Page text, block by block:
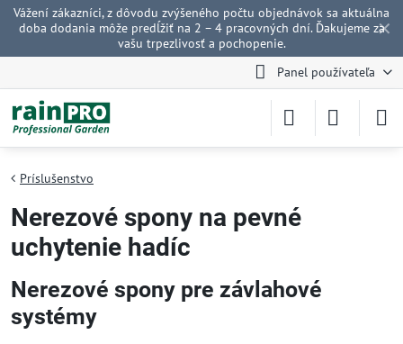
✕
Vážení zákazníci, z dôvodu zvýšeného počtu objednávok sa aktuálna
doba dodania môže predĺžiť na 2 – 4 pracovných dní. Ďakujeme za
vašu trpezlivosť a pochopenie.
Panel používateľa
Príslušenstvo
Nerezové spony na pevné
uchytenie hadíc
Nerezové spony pre závlahové
systémy